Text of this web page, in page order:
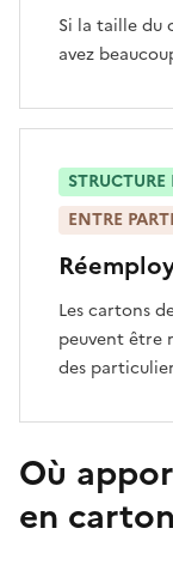
Si la taille du
avez
Les cartons
peuvent être
des
ENTRE
Où
en